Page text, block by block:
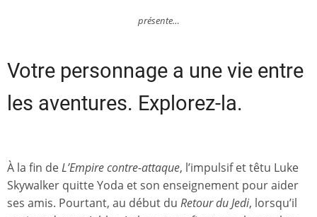
présente…
Votre personnage a une vie entre
les aventures. Explorez-la.
À la fin deL’Empire contre-attaque, l’impulsif et têtu Luke
Skywalker quitte Yoda et son enseignement pour aider
ses amis. Pourtant, au début du Retour du Jedi, lorsqu’il